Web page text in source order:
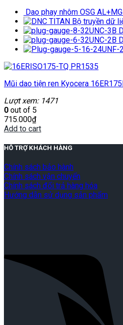
Dao phay nhôm OSG
Bộ truyền dữ
Mũi dao tiện ren Kyocera
Lượt xem: 1471
0 out of 5
715.000₫
Add to cart
HỖ TRỢ KHÁCH HÀNG
Chính sách bảo hành
Chính sách vận chuyển
Chính sách đổi trả hàng hóa
Hướng dẫn sử dụng sản phẩm